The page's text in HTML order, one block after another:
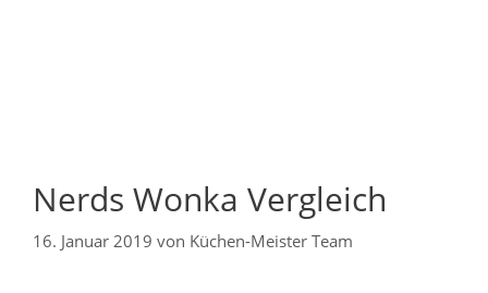
Nerds Wonka Vergleich
16. Januar 2019 von Küchen-Meister Team